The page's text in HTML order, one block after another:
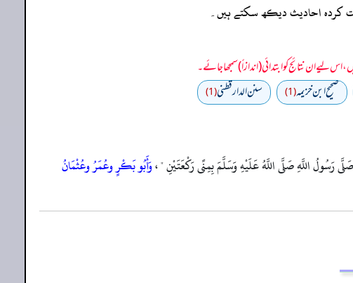
کردہ احادیث دیکھ سکتے ہیں۔
صحيح ابن خزيمه(1) سنن الدارقطني(1)
رَسُولُ اللَّهِ صَلَّى اللَّهُ عَلَيْهِ وَسَلَّمَ بِمِنًى رَكْعَتَيْنِ " ،وَأَبُو بَكْرٍوعُمَرُوعُثْمَانُ